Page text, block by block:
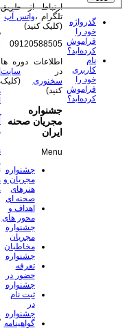
ارتباط از طریق
تلگرام ،واتس آپ
(کلیک کنید)
09120588505
اطلاعات دوره ها
در سایت
سخنوری (کلیک
کنید)
جشنواره
مجریان صحنه
ایران
Menu
جشنواره
مجریان و
هنرهای
صحنه ای
اهداف و
محور های
جشنواره
مجریان
مخاطبان
جشنواره
تعرفه
حضور در
جشنواره
ثبت نام
در
جشنواره
گواهینامه
گذرواژه
خود را
فراموش
کرده‌اید؟
نام
کاربری
خود را
فراموش
کرده‌اید؟